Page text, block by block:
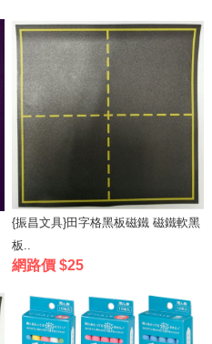
{振昌文具}田字格黑板磁鐵 磁鐵軟黑
板..
網路價 $25